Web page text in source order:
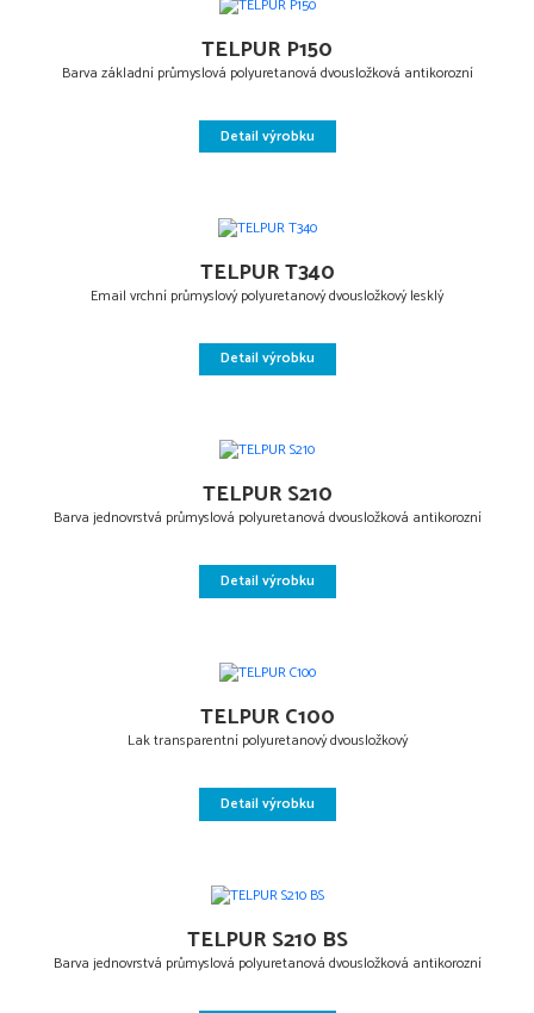
TELPUR P150
Barva základní průmyslová polyuretanová dvousložková antikorozní
Detail výrobku
TELPUR T340
Email vrchní průmyslový polyuretanový dvousložkový lesklý
Detail výrobku
TELPUR S210
Barva jednovrstvá průmyslová polyuretanová dvousložková antikorozní
Detail výrobku
TELPUR C100
Lak transparentní polyuretanový dvousložkový
Detail výrobku
TELPUR S210 BS
Barva jednovrstvá průmyslová polyuretanová dvousložková antikorozní